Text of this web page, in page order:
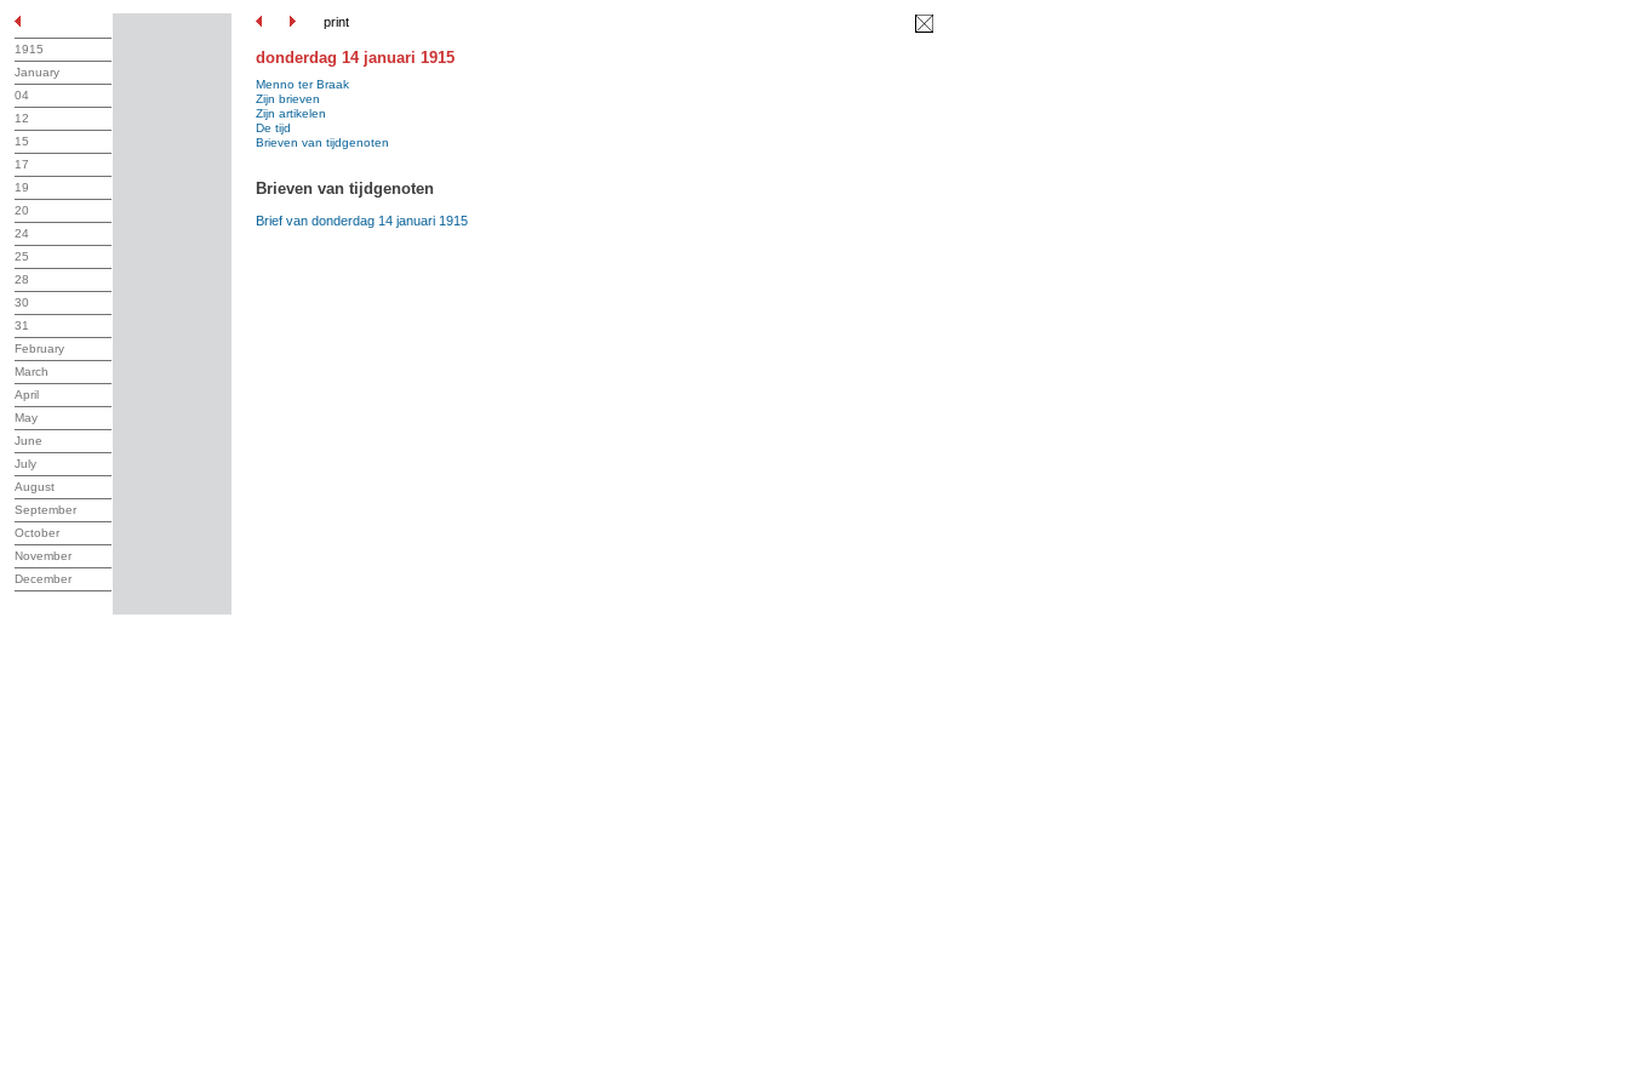
print
1915
January
04
12
15
17
19
20
24
25
28
30
31
February
March
April
May
June
July
August
September
October
November
December
donderdag 14 januari 1915
Menno ter Braak
Zijn brieven
Zijn artikelen
De tijd
Brieven van tijdgenoten
Brieven van tijdgenoten
Brief van donderdag 14 januari 1915